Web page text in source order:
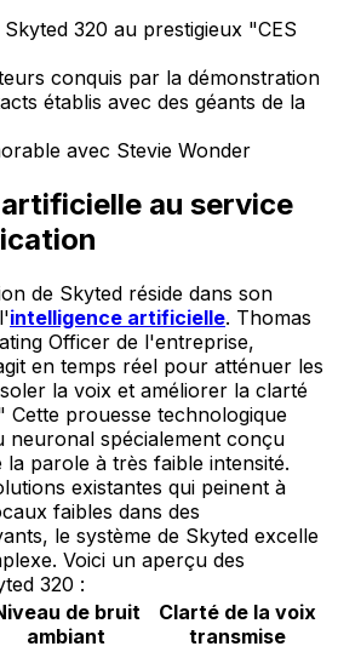
320 au prestigieux "CES
conquis par la démonstration
établis avec des géants de la
avec Stevie Wonder
au service
de Skyted réside dans son
intelligence artificielle. Thomas
Officer de l'entreprise,
en temps réel pour atténuer les
la voix et améliorer la clarté
Cette prouesse technologique
neuronal spécialement conçu
parole à très faible intensité.
existantes qui peinent à
faibles dans des
le système de Skyted excelle
Voici un aperçu des
320 :
de bruit
ambiant
Clarté de la voix
transmise